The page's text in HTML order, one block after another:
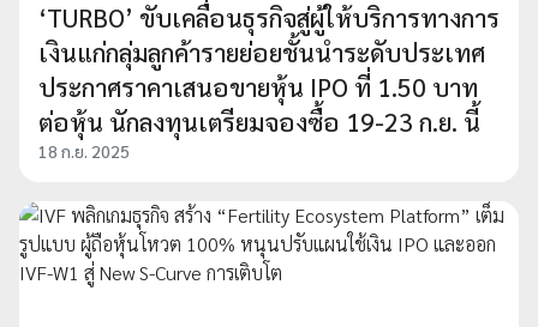
‘TURBO’ ขับเคลื่อนธุรกิจสู่ผู้ให้บริการทางการ
เงินแก่กลุ่มลูกค้ารายย่อยชั้นนำระดับประเทศ
ประกาศราคาเสนอขายหุ้น IPO ที่ 1.50 บาท
ต่อหุ้น นักลงทุนเตรียมจองซื้อ 19-23 ก.ย. นี้
18 ก.ย. 2025